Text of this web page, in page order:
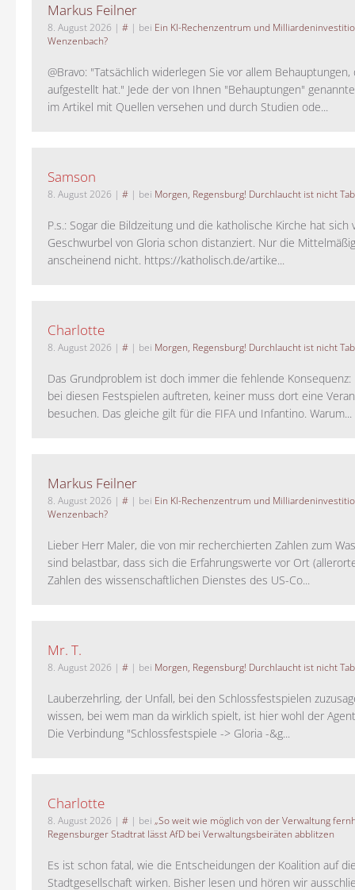
Markus Feilner
8. August 2026 | # | bei Ein KI-Rechenzentrum und
Wenzenbach?
@Bravo: "Tatsächlich widerlegen Sie vor allem
aufgestellt hat." Jede der von Ihnen "Behauptungen"
im Artikel mit Quellen versehen und durch Studien ode...
Samson
8. August 2026 | # | bei Morgen, Regensburg! Durchlaucht ist nicht
P.s.: Sogar die Bildzeitung und die katholische Kirche hat sich
Geschwurbel von Gloria schon distanziert. Nur die
anscheinend nicht. https://katholisch.de/artike...
Charlotte
8. August 2026 | # | bei Morgen, Regensburg! Durchlaucht ist nicht
Das Grundproblem ist doch immer die fehlende
bei diesen Festspielen auftreten, keiner muss dort eine
besuchen. Das gleiche gilt für die FIFA und Infantino. Warum...
Markus Feilner
8. August 2026 | # | bei Ein KI-Rechenzentrum und
Wenzenbach?
Lieber Herr Maler, die von mir recherchierten Zahlen zum
sind belastbar, dass sich die Erfahrungswerte vor Ort
Zahlen des wissenschaftlichen Dienstes des US-Co...
Mr. T.
8. August 2026 | # | bei Morgen, Regensburg! Durchlaucht ist nicht
Lauberzehrling, der Unfall, bei den Schlossfestspielen
wissen, bei wem man da wirklich spielt, ist hier wohl der
Die Verbindung "Schlossfestspiele -> Gloria -&g...
Charlotte
8. August 2026 | # | bei „So weit wie möglich von der Verwaltung
Regensburger Stadtrat lässt AfD bei Verwaltungsbeiräten abblitzen
Es ist schon fatal, wie die Entscheidungen der Koalition auf
Stadtgesellschaft wirken. Bisher lesen und hören wir